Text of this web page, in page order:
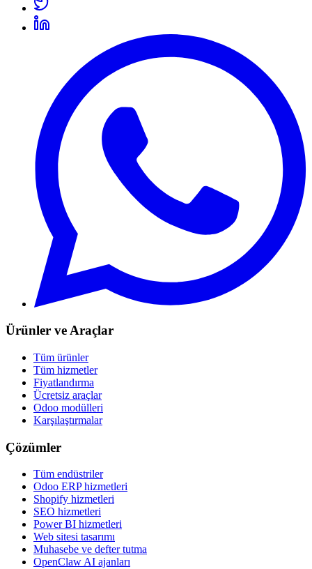
Ürünler ve Araçlar
Tüm ürünler
Tüm hizmetler
Fiyatlandırma
Ücretsiz araçlar
Odoo modülleri
Karşılaştırmalar
Çözümler
Tüm endüstriler
Odoo ERP hizmetleri
Shopify hizmetleri
SEO hizmetleri
Power BI hizmetleri
Web sitesi tasarımı
Muhasebe ve defter tutma
OpenClaw AI ajanları